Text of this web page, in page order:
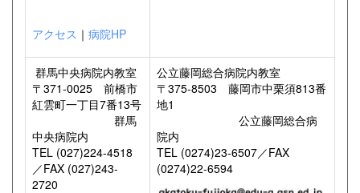
アクセス ｜ 病院HP
群馬中央病院内教室
〒371-0025 前橋市
紅雲町一丁目7番13号
群馬
中央病院内
TEL (027)224-4518
／FAX (027)243-
2720
公立藤岡総合病院内教室
〒375-8503 藤岡市中栗須813番
地1
公立藤岡総合病
院内
TEL (0274)23-6507／FAX
(0274)22-6594